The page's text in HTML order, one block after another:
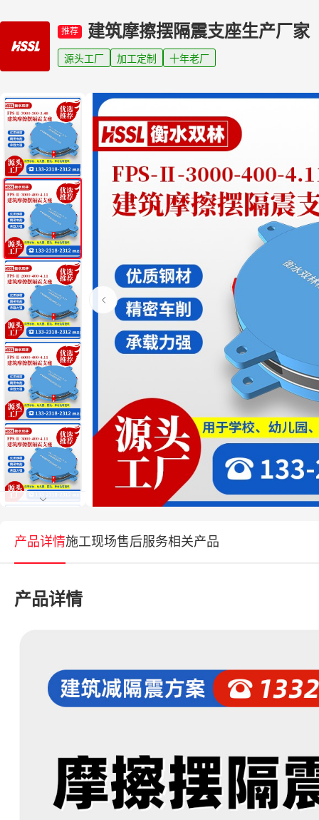
推荐 建筑摩擦摆隔震支座生产厂家
源头工厂 加工定制 十年老厂
产品详情施工现场售后服务相关产品
产品详情